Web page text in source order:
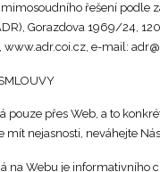
řešení podle
Gorazdova 1969/24,
e-mail:
pouze přes Web, a to
mít nejasnosti, neváhejte
na Webu je informativního